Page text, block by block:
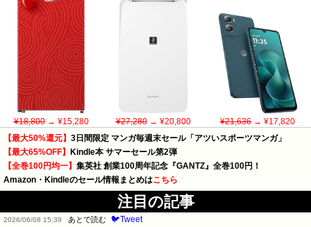
¥18,800→ ¥15,280 ¥27,280→ ¥20,800 ¥21,636 → ¥17,820
【最大50%還元】 3日間限定 マンガ毎週末セール「アツいスポーツマンガ」
【最大65%OFF】
Kindle本 サマーセール第2弾
【全巻100円均一】 集英社 創業100周年記念『GANTZ』全巻100円！
Amazon・Kindleのセール情報まとめはこちら
注目の記事
2026/06/08 15:39 あとで読む 🐦Tweet